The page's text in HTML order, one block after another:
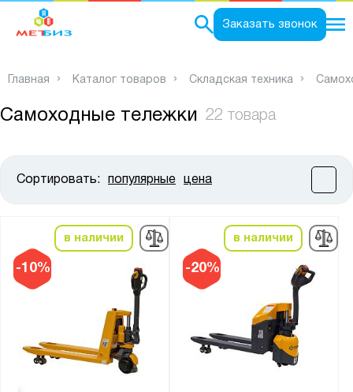
Заказать звонок
Главная Каталог товаров Складская техника
Самоходные тележки 22 товара
Сортировать: популярные цена
-10%
в наличии
-20%
в наличии
Высота, мм:
от до
Ширина, мм:
от до